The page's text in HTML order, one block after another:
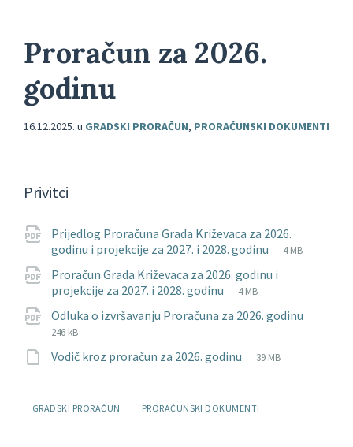
Proračun za 2026.
godinu
16.12.2025. u GRADSKI PRORAČUN, PRORAČUNSKI DOKUMENTI
Privitci
Prijedlog Proračuna Grada Križevaca za 2026.
godinu i projekcije za 2027. i 2028. godinu
File
pdf
File
4 MB
Proračun Grada Križevaca za 2026. godinu i
projekcije za 2027. i 2028. godinu
File
pdf
File
4 MB
Odluka o izvršavanju Proračuna za 2026. godinu
246 kB
Vodič kroz proračun za 2026. godinu
File
pptx
File
39 MB
Oznake:
GRADSKI PRORAČUN PRORAČUNSKI DOKUMENTI